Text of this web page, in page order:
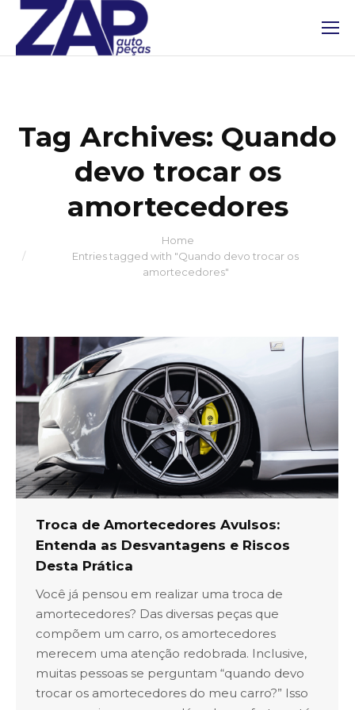
Tag Archives: Quando
devo trocar os
amortecedores
Home
Entries tagged with "Quando devo trocar os
amortecedores"
Troca de Amortecedores Avulsos:
Entenda as Desvantagens e Riscos
Desta Prática
Você já pensou em realizar uma troca de
amortecedores? Das diversas peças que
compõem um carro, os amortecedores
merecem uma atenção redobrada. Inclusive,
muitas pessoas se perguntam “quando devo
trocar os amortecedores do meu carro?” Isso